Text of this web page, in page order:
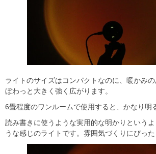
ライトのサイズはコンパクトなのに、暖かみ
ぼわっと大きく強く広がります。
6畳程度のワンルームで使用すると、かなり明
読み書きに使うような実用的な明かりという
うな感じのライトです。雰囲気づくりにぴった